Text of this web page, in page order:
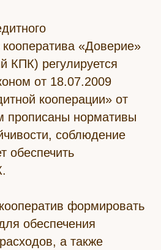
кооператива «Доверие»
КПК) регулируется
от 18.07.2009
кооперации» от
прописаны нормативы
соблюдение
обеспечить
формировать
обеспечения
а также